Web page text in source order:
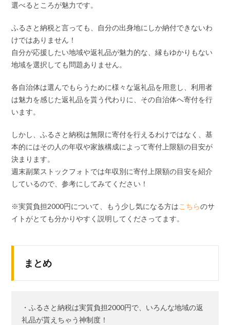
選べるところが魅力です。
ふるさと納税と言っても、自分の出身地にしか納付できないわ
けではありません！
自分が応援したい地域や返礼品が魅力的な、縁もゆかりもない
地域を選択しても問題ありません。
各自治体は選んでもらうために様々な返礼品を用意し、利用者
は魅力を感じた返礼品を貰う代わりに、その自治体へ寄付を行
います。
しかし、ふるさと納税は無限に寄付を行えるわけではなく、基
本的にはその人の年収や家族構成によって寄付上限額の目安が
決まります。
週末副業ストックフォトでは年収別に寄付上限額の目安を紹介
しているので、参考にしてみてください！
※実質負担2000円について、もう少し気になる方はこちらのサ
イトがとても分かりやすく説明してくださってます。
まとめ
・ふるさと納税は実質負担2000円で、いろんな地域の返
礼品が貰えちゃう神制度！